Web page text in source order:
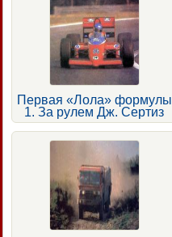
Первая «Лола» формулы
1. За рулем Дж. Сертиз